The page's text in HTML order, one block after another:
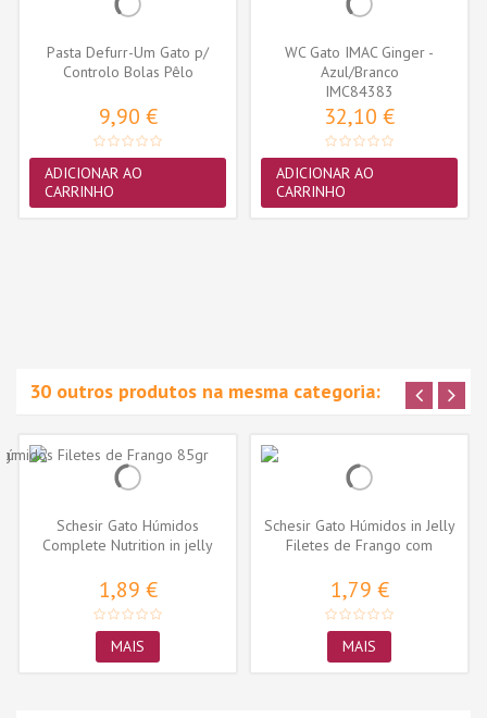
Pasta Defurr-Um Gato p/
Controlo Bolas Pêlo
9,90 €
ADICIONAR AO
CARRINHO
WC Gato IMAC Ginger -
Azul/Branco
IMC84383
32,10 €
ADICIONAR AO
CARRINHO
30 outros produtos na mesma categoria:
Schesir Gato Húmidos
Complete Nutrition in jelly
1,89 €
MAIS
Schesir Gato Húmidos in Jelly
Filetes de Frango com
1,79 €
MAIS